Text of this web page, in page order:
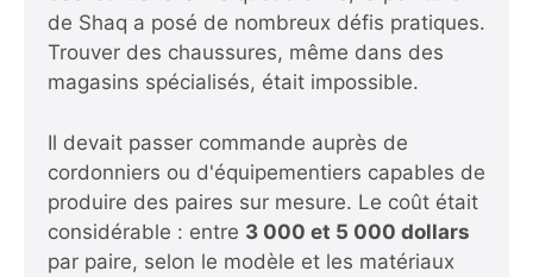
de Shaq a posé de nombreux défis pratiques.
Trouver des chaussures, même dans des
magasins spécialisés, était impossible.
Il devait passer commande auprès de
cordonniers ou d'équipementiers capables de
produire des paires sur mesure. Le coût était
considérable : entre 3 000 et 5 000 dollars
par paire, selon le modèle et les matériaux